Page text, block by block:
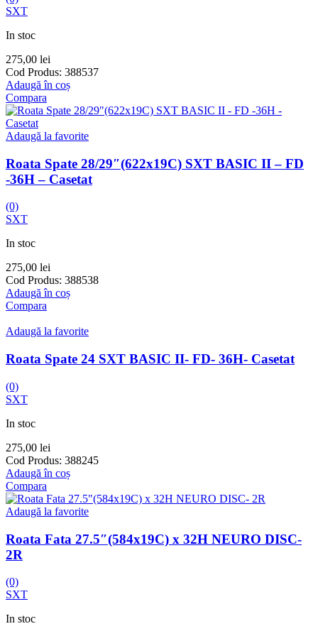
SXT
In stoc
275,00 lei
Cod Produs: 388537
Adaugă în coș
Compara
Adaugă la favorite
Roata Spate 28/29″(622x19C) SXT BASIC II – FD
-36H – Casetat
(0)
SXT
In stoc
275,00 lei
Cod Produs: 388538
Adaugă în coș
Compara
Adaugă la favorite
Roata Spate 24 SXT BASIC II- FD- 36H- Casetat
(0)
SXT
In stoc
275,00 lei
Cod Produs: 388245
Adaugă în coș
Compara
Adaugă la favorite
Roata Fata 27.5″(584x19C) x 32H NEURO DISC-
2R
(0)
SXT
In stoc